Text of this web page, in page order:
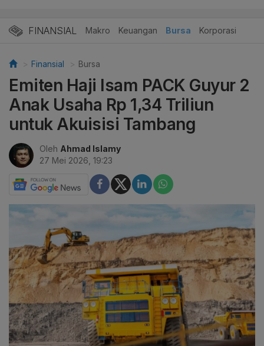
FINANSIAL Makro Keuangan Bursa Korporasi
Finansial Bursa
Emiten Haji Isam PACK Guyur 2
Anak Usaha Rp 1,34 Triliun
untuk Akuisisi Tambang
Oleh Ahmad Islamy
27 Mei 2026, 19:23